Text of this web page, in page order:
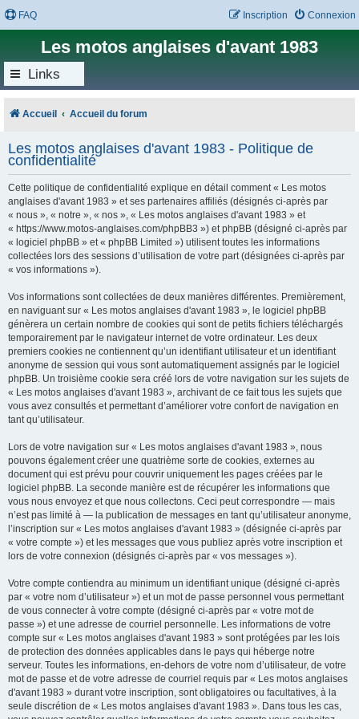
FAQ Connexion
Inscription
Les motos anglaises d'avant 1983
Links
Accueil Accueil du forum
Les motos anglaises d'avant 1983 - Politique de
confidentialité
Cette politique de confidentialité explique en détail comment « Les motos
anglaises d'avant 1983 » et ses partenaires affiliés (désignés ci-après par
« nous », « notre », « nos », « Les motos anglaises d'avant 1983 » et
« https://www.motos-anglaises.com/phpBB3 ») et phpBB (désigné ci-après par
« logiciel phpBB » et « phpBB Limited ») utilisent toutes les informations
collectées lors des sessions d’utilisation de votre part (désignées ci-après par
« vos informations »).
Vos informations sont collectées de deux manières différentes. Premièrement,
en naviguant sur « Les motos anglaises d'avant 1983 », le logiciel phpBB
génèrera un certain nombre de cookies qui sont de petits fichiers téléchargés
temporairement par le navigateur internet de votre ordinateur. Les deux
premiers cookies ne contiennent qu’un identifiant utilisateur et un identifiant
anonyme de session qui vous sont automatiquement assignés par le logiciel
phpBB. Un troisième cookie sera créé lors de votre navigation sur les sujets de
« Les motos anglaises d'avant 1983 », archivant de ce fait tous les sujets que
vous avez consultés et permettant d’améliorer votre confort de navigation en
tant qu’utilisateur.
Lors de votre navigation sur « Les motos anglaises d'avant 1983 », nous
pouvons également créer une quatrième sorte de cookies, externes au
document qui est prévu pour couvrir uniquement les pages créées par le
logiciel phpBB. La seconde manière est de récupérer les informations que
vous nous envoyez et que nous collectons. Ceci peut correspondre — mais
n’est pas limité à — la publication de messages en tant qu’utilisateur anonyme,
l’inscription sur « Les motos anglaises d'avant 1983 » (désignée ci-après par
« votre compte ») et les messages que vous publiez après votre inscription et
lors de votre connexion (désignés ci-après par « vos messages »).
Votre compte contiendra au minimum un identifiant unique (désigné ci-après
par « votre nom d’utilisateur ») et un mot de passe personnel vous permettant
de vous connecter à votre compte (désigné ci-après par « votre mot de
passe ») et une adresse de courriel personnelle. Les informations de votre
compte sur « Les motos anglaises d'avant 1983 » sont protégées par les lois
de protection des données applicables dans le pays qui héberge notre
serveur. Toutes les informations, en-dehors de votre nom d’utilisateur, de votre
mot de passe et de votre adresse de courriel requis par « Les motos anglaises
d'avant 1983 » durant votre inscription, sont obligatoires ou facultatives, à la
seule discrétion de « Les motos anglaises d'avant 1983 ». Dans tous les cas,